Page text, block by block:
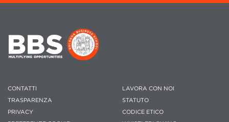
CONTATTI
TRASPARENZA
PRIVACY
LAVORA CON NOI
STATUTO
CODICE ETICO